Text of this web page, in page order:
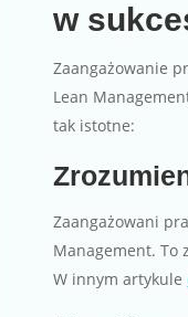
w
Zaangażowanie
Lean
tak istotne:
Zaangażowani
Management. To
W innym artykule